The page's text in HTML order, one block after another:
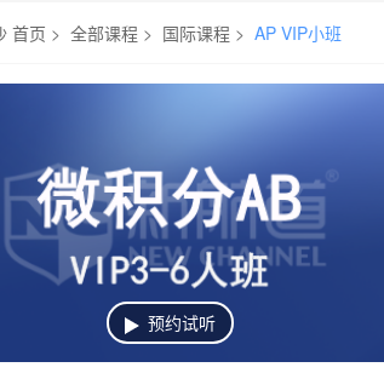
首页 > 全部课程 > 国际课程 > AP VIP小班
预约试听
上课时间
上课地区
武广48楼
中南22楼
中南35楼